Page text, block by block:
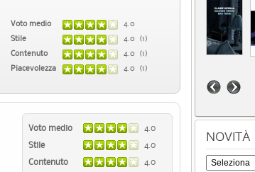
Voto medio
4.0
Stile
4.0 (1)
Contenuto
4.0 (1)
Piacevolezza
4.0 (1)
Voto medio
4.0
Stile
4.0
Contenuto
4.0
NOVITÀ